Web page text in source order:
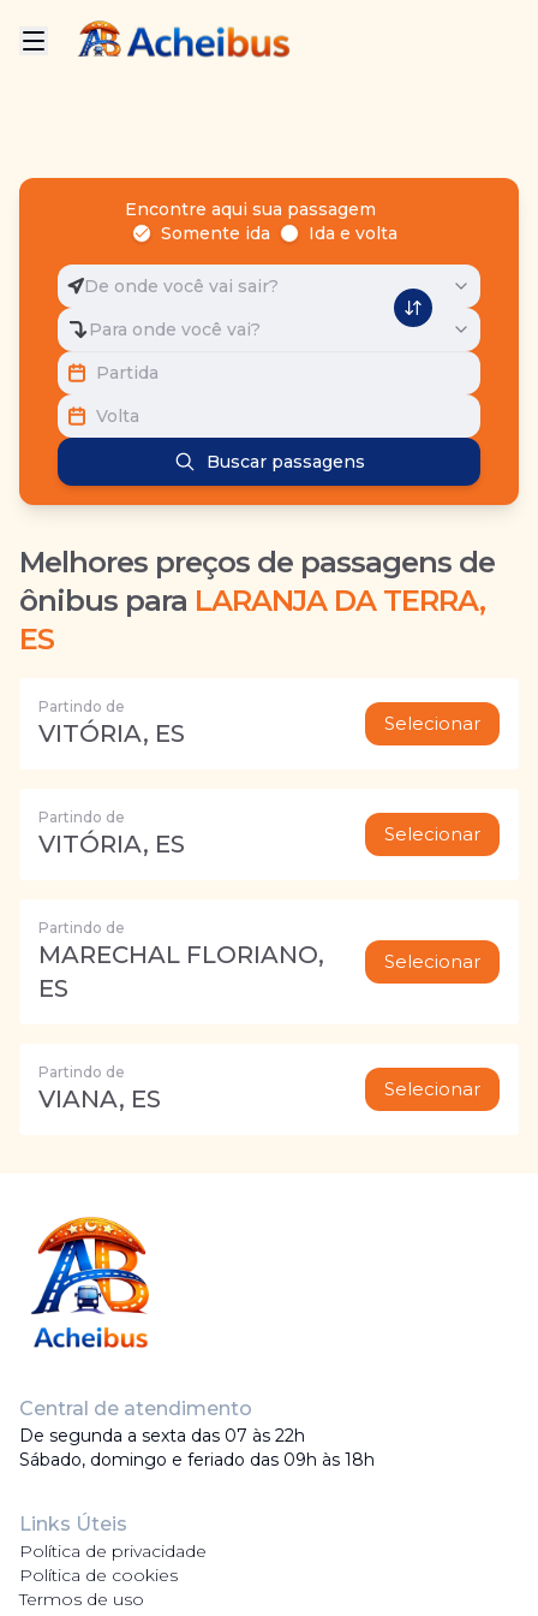
Encontre aqui sua passagem
Somente ida
Ida e volta
De onde você vai sair?
Para onde você vai?
Partida
Volta
Buscar passagens
Melhores preços de passagens de
ônibus para LARANJA DA TERRA,
ES
Partindo de
VITÓRIA, ES Selecionar
Partindo de
VITÓRIA, ES Selecionar
Partindo de
MARECHAL FLORIANO,
ES
Selecionar
Partindo de
VIANA, ES Selecionar
Central de atendimento
De segunda a sexta das 07 às 22h
Sábado, domingo e feriado das 09h às 18h
Links Úteis
Política de privacidade
Política de cookies
Termos de uso